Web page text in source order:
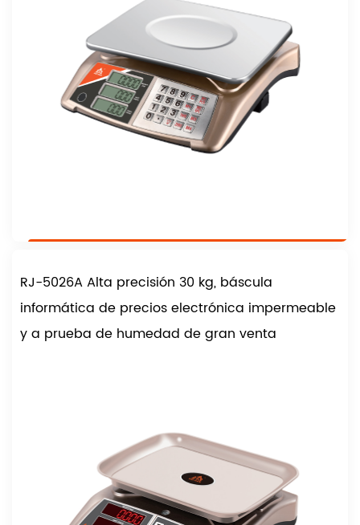
RJ-5026A Alta precisión 30 kg, báscula
informática de precios electrónica impermeable
y a prueba de humedad de gran venta